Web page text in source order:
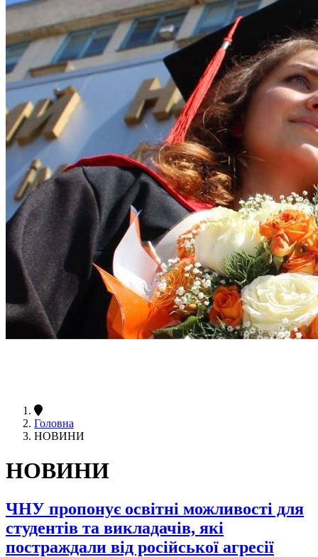
Головна
НОВИНИ
НОВИНИ
ЧНУ пропонує освітні можливості для
студентів та викладачів, які
постраждали від російської агресії